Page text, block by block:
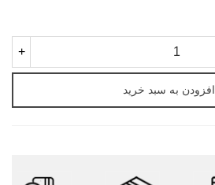
+
افزودن به سبد خرید